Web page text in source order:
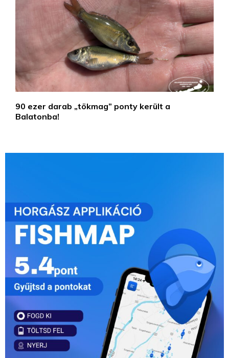
90 ezer darab „tökmag” ponty került a
Balatonba!